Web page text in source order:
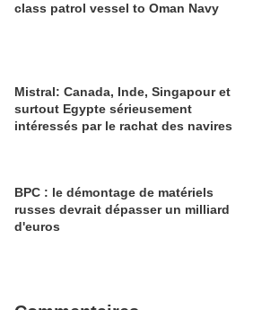
class patrol vessel to Oman Navy
Mistral: Canada, Inde, Singapour et
surtout Egypte sérieusement
intéressés par le rachat des navires
BPC : le démontage de matériels
russes devrait dépasser un milliard
d'euros